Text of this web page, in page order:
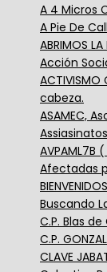
A 4 Micros
A Pie De
ABRIMOS LA
Acción
cabeza.
ASAMEC,
Assiasinatos
AVPAML7B
Afectadas
Buscando
C.P. Blas
C.P.
CLAVE